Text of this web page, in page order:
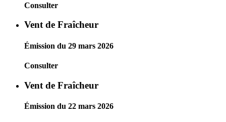
Consulter
Vent de Fraîcheur
Émission du 29 mars 2026
Consulter
Vent de Fraîcheur
Émission du 22 mars 2026